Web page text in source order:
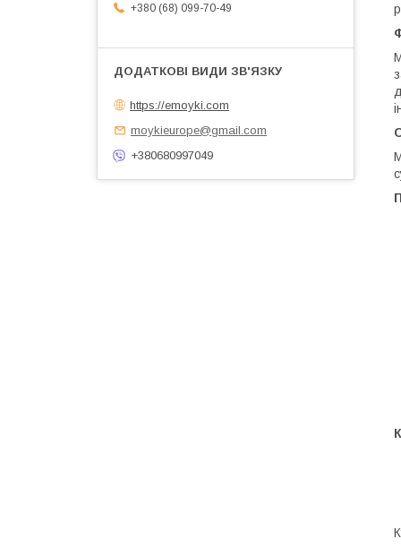
+380 (68) 099-70-49
https://emoyki.com
moykieurope@gmail.com
+380680997049